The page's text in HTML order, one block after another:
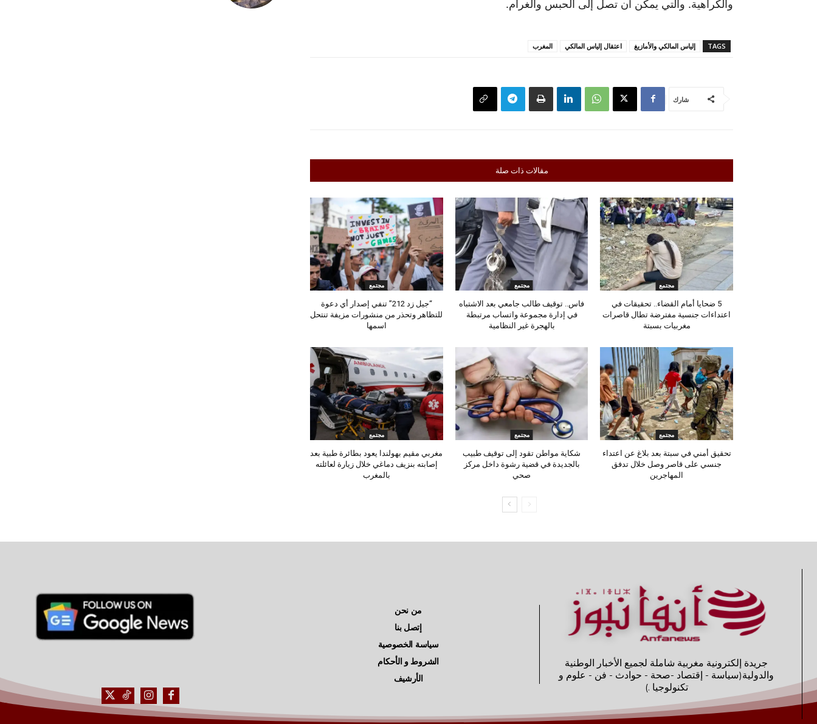
والكراهية. والتي يمكن أن تصل إلى الحبس والغرام.
TAGS إلياس المالكي والأمازيغ اعتقال إلياس المالكي المغرب
شارك
مقالات ذات صلة
مجتمع
5 ضحايا أمام القضاء.. تحقيقات في
اعتداءات جنسية مفترضة تطال قاصرات
مغربيات بسبتة
مجتمع
فاس.. توقيف طالب جامعي بعد الاشتباه
في إدارة مجموعة واتساب مرتبطة
بالهجرة غير النظامية
مجتمع
“جيل زد 212” تنفي إصدار أي دعوة
للتظاهر وتحذر من منشورات مزيفة تنتحل
اسمها
مجتمع
تحقيق أمني في سبتة بعد بلاغ عن اعتداء
جنسي على قاصر وصل خلال تدفق
المهاجرين
مجتمع
شكاية مواطن تقود إلى توقيف طبيب
بالجديدة في قضية رشوة داخل مركز
صحي
مجتمع
مغربي مقيم بهولندا يعود بطائرة طبية بعد
إصابته بنزيف دماغي خلال زيارة لعائلته
بالمغرب
جريدة إلكترونية مغربية شاملة لجميع الأخبار الوطنية
والدولية(سياسة - إقتصاد -صحة - حوادث - فن - علوم و
تكنولوجيا .)
من نحن
إتصل بنا
سياسة الخصوصية
الشروط و الأحكام
الأرشيف